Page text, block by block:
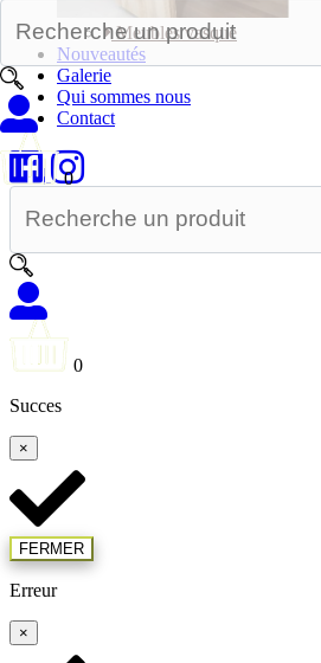
0
Meubles vasque
Nouveautés
Galerie
Qui sommes nous
Contact
|
0
Succes
×
FERMER
Erreur
×